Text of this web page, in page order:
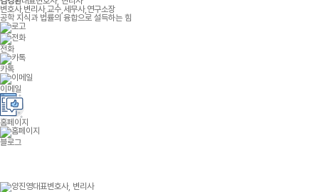
변호사,변리사,교수,세무사,연구소장
공학 지식과 법률의 융합으로 설득하는 힘
전화
카톡
이메일
홈페이지
블로그